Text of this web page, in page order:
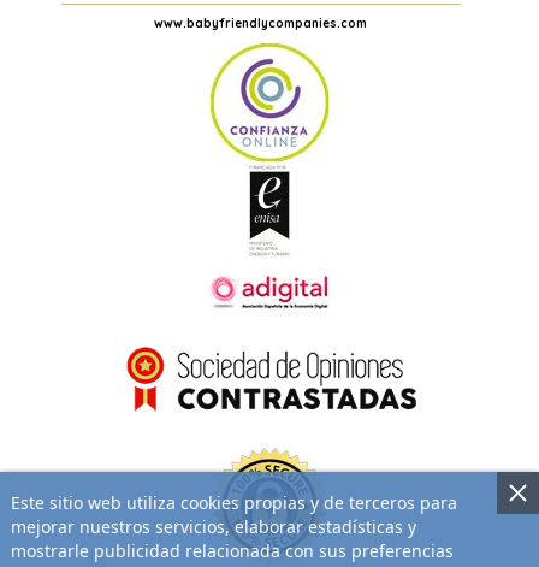
www.babyfriendlycompanies.com
Este sitio web utiliza cookies propias y de terceros para
mejorar nuestros servicios, elaborar estadísticas y
mostrarle publicidad relacionada con sus preferencias